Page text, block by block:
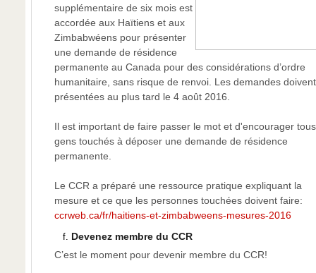
supplémentaire de six mois est
accordée aux Haïtiens et aux
Zimbabwéens pour présenter
une demande de résidence
permanente au Canada pour des considérations d’ordre
humanitaire, sans risque de renvoi. Les demandes
présentées au plus tard le 4 août 2016.
Il est important de faire passer le mot et d'encourager
gens touchés à déposer une demande de résidence
permanente.
Le CCR a préparé une ressource pratique expliquant la
mesure et ce que les personnes touchées doivent faire:
ccrweb.ca/fr/haitiens-et-zimbabweens-mesures-2016
Devenez membre du CCR
C’est le moment pour devenir membre du CCR!